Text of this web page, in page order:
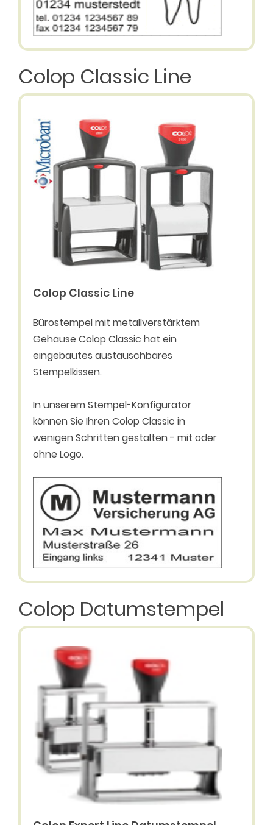
Colop Classic Line
Colop Classic Line
Bürostempel mit metallverstärktem
Gehäuse Colop Classic hat ein
eingebautes austauschbares
Stempelkissen.
In unserem Stempel-Konfigurator
können Sie Ihren Colop Classic in
wenigen Schritten gestalten - mit oder
ohne Logo.
Colop Datumstempel